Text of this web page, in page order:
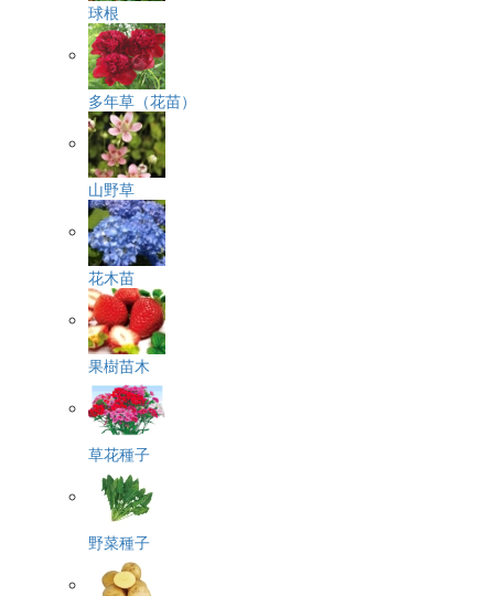
球根
多年草（花苗）
山野草
花木苗
果樹苗木
草花種子
野菜種子